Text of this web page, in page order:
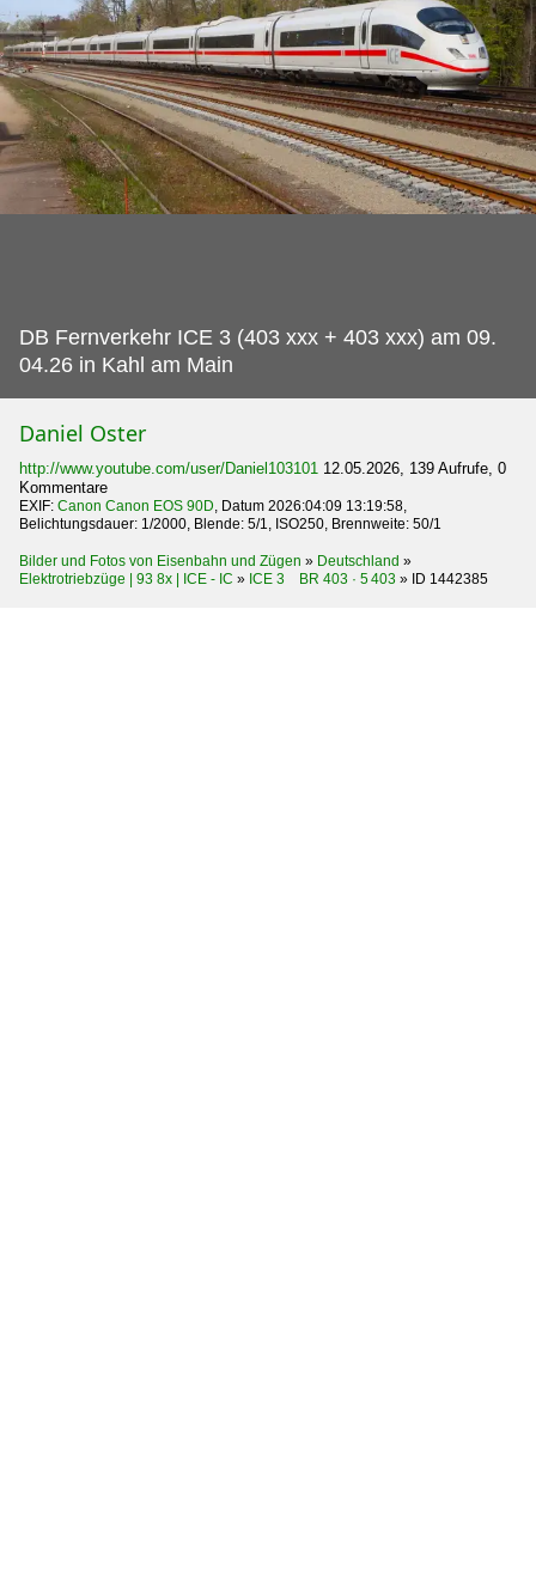
DB Fernverkehr ICE 3 (403 xxx + 403 xxx) am 09.
04.26 in Kahl am Main
Daniel Oster
http://www.youtube.com/user/Daniel103101 12.05.2026, 139 Aufrufe, 0
Kommentare
EXIF: Canon Canon EOS 90D, Datum 2026:04:09 13:19:58,
Belichtungsdauer: 1/2000, Blende: 5/1, ISO250, Brennweite: 50/1
Bilder und Fotos von Eisenbahn und Zügen » Deutschland »
Elektrotriebzüge | 93 8x | ICE - IC » ICE 3 BR 403 · 5 403 » ID 1442385